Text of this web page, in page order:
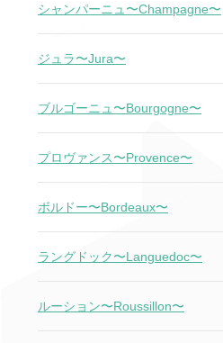
シャンパーニュ〜Champagne〜
ジュラ〜Jura〜
ブルゴーニュ〜Bourgogne〜
プロヴァンス〜Provence〜
ボルドー〜Bordeaux〜
ラングドック〜Languedoc〜
ルーション〜Roussillon〜